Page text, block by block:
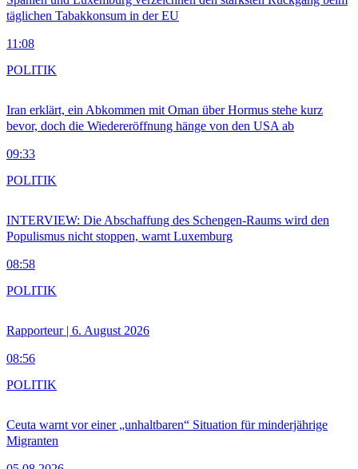
täglichen Tabakkonsum in der EU
11:08
Iran erklärt, ein Abkommen mit Oman über Hormus stehe kurz
bevor, doch die Wiedereröffnung hänge von den USA ab
09:33
POLITIK
INTERVIEW: Die Abschaffung des Schengen-Raums wird den
Populismus nicht stoppen, warnt Luxemburg
08:58
POLITIK
Rapporteur | 6. August 2026
08:56
POLITIK
Ceuta warnt vor einer „unhaltbaren“ Situation für minderjährige
Migranten
POLITIK